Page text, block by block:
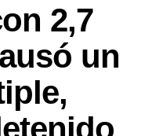
2,7
un